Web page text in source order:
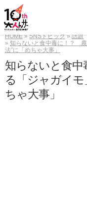
HOME SNSトピック
話題
知らないと食中毒に！？ 農
法”に「めちゃ大事」
知らないと食
る「ジャガイモ
ちゃ大事」